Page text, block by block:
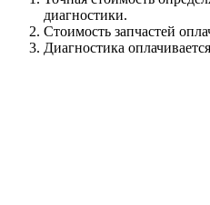
диагностики.
Стоимость запчастей
Диагностика